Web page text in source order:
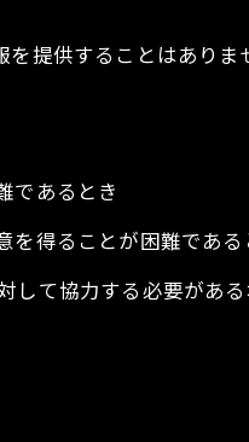
提供することはあり
であるとき
を得ることが困難である
て協力する必要があ